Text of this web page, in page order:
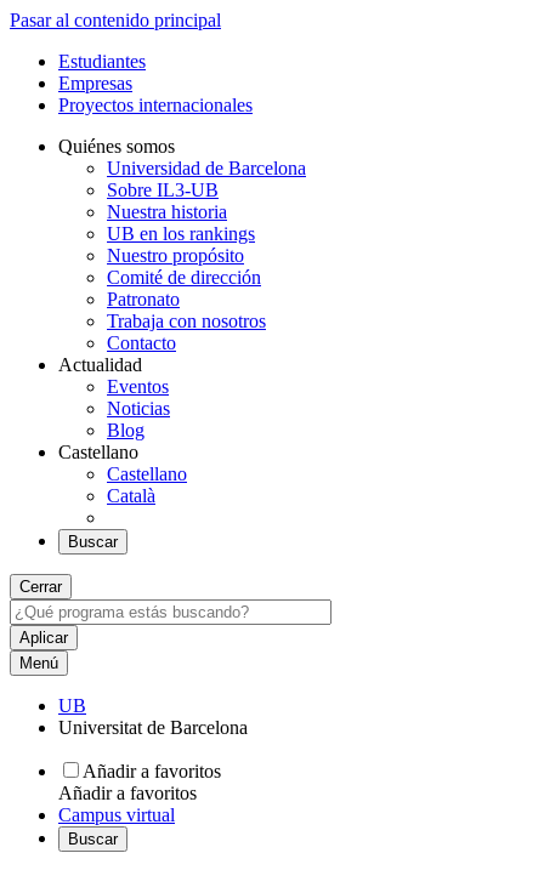
Pasar al contenido principal
Estudiantes
Empresas
Proyectos internacionales
Quiénes somos
Universidad de Barcelona
Sobre IL3-UB
Nuestra historia
UB en los rankings
Nuestro propósito
Comité de dirección
Patronato
Trabaja con nosotros
Contacto
Actualidad
Eventos
Noticias
Blog
Castellano
Castellano
Català
Buscar
Cerrar
Menú
UB
Universitat de Barcelona
Añadir a favoritos
Añadir a favoritos
Campus virtual
Buscar